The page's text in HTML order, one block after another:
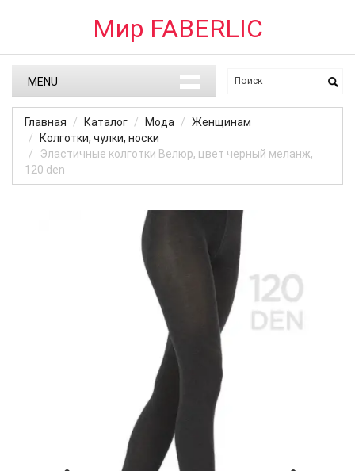
Мир FABERLIC
MENU
Главная Каталог Мода
Женщинам
Колготки, чулки, носки
Эластичные колготки Велюр, цвет черный меланж,
120 den